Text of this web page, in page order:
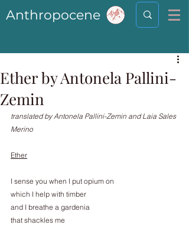
Anthropocene
Ether by Antonela Pallini-
Zemin
translated by Antonela Pallini-Zemin and Laia Sales
Merino
Ether
I sense you when I put opium on
which I help with timber
and I breathe a gardenia
that shackles me